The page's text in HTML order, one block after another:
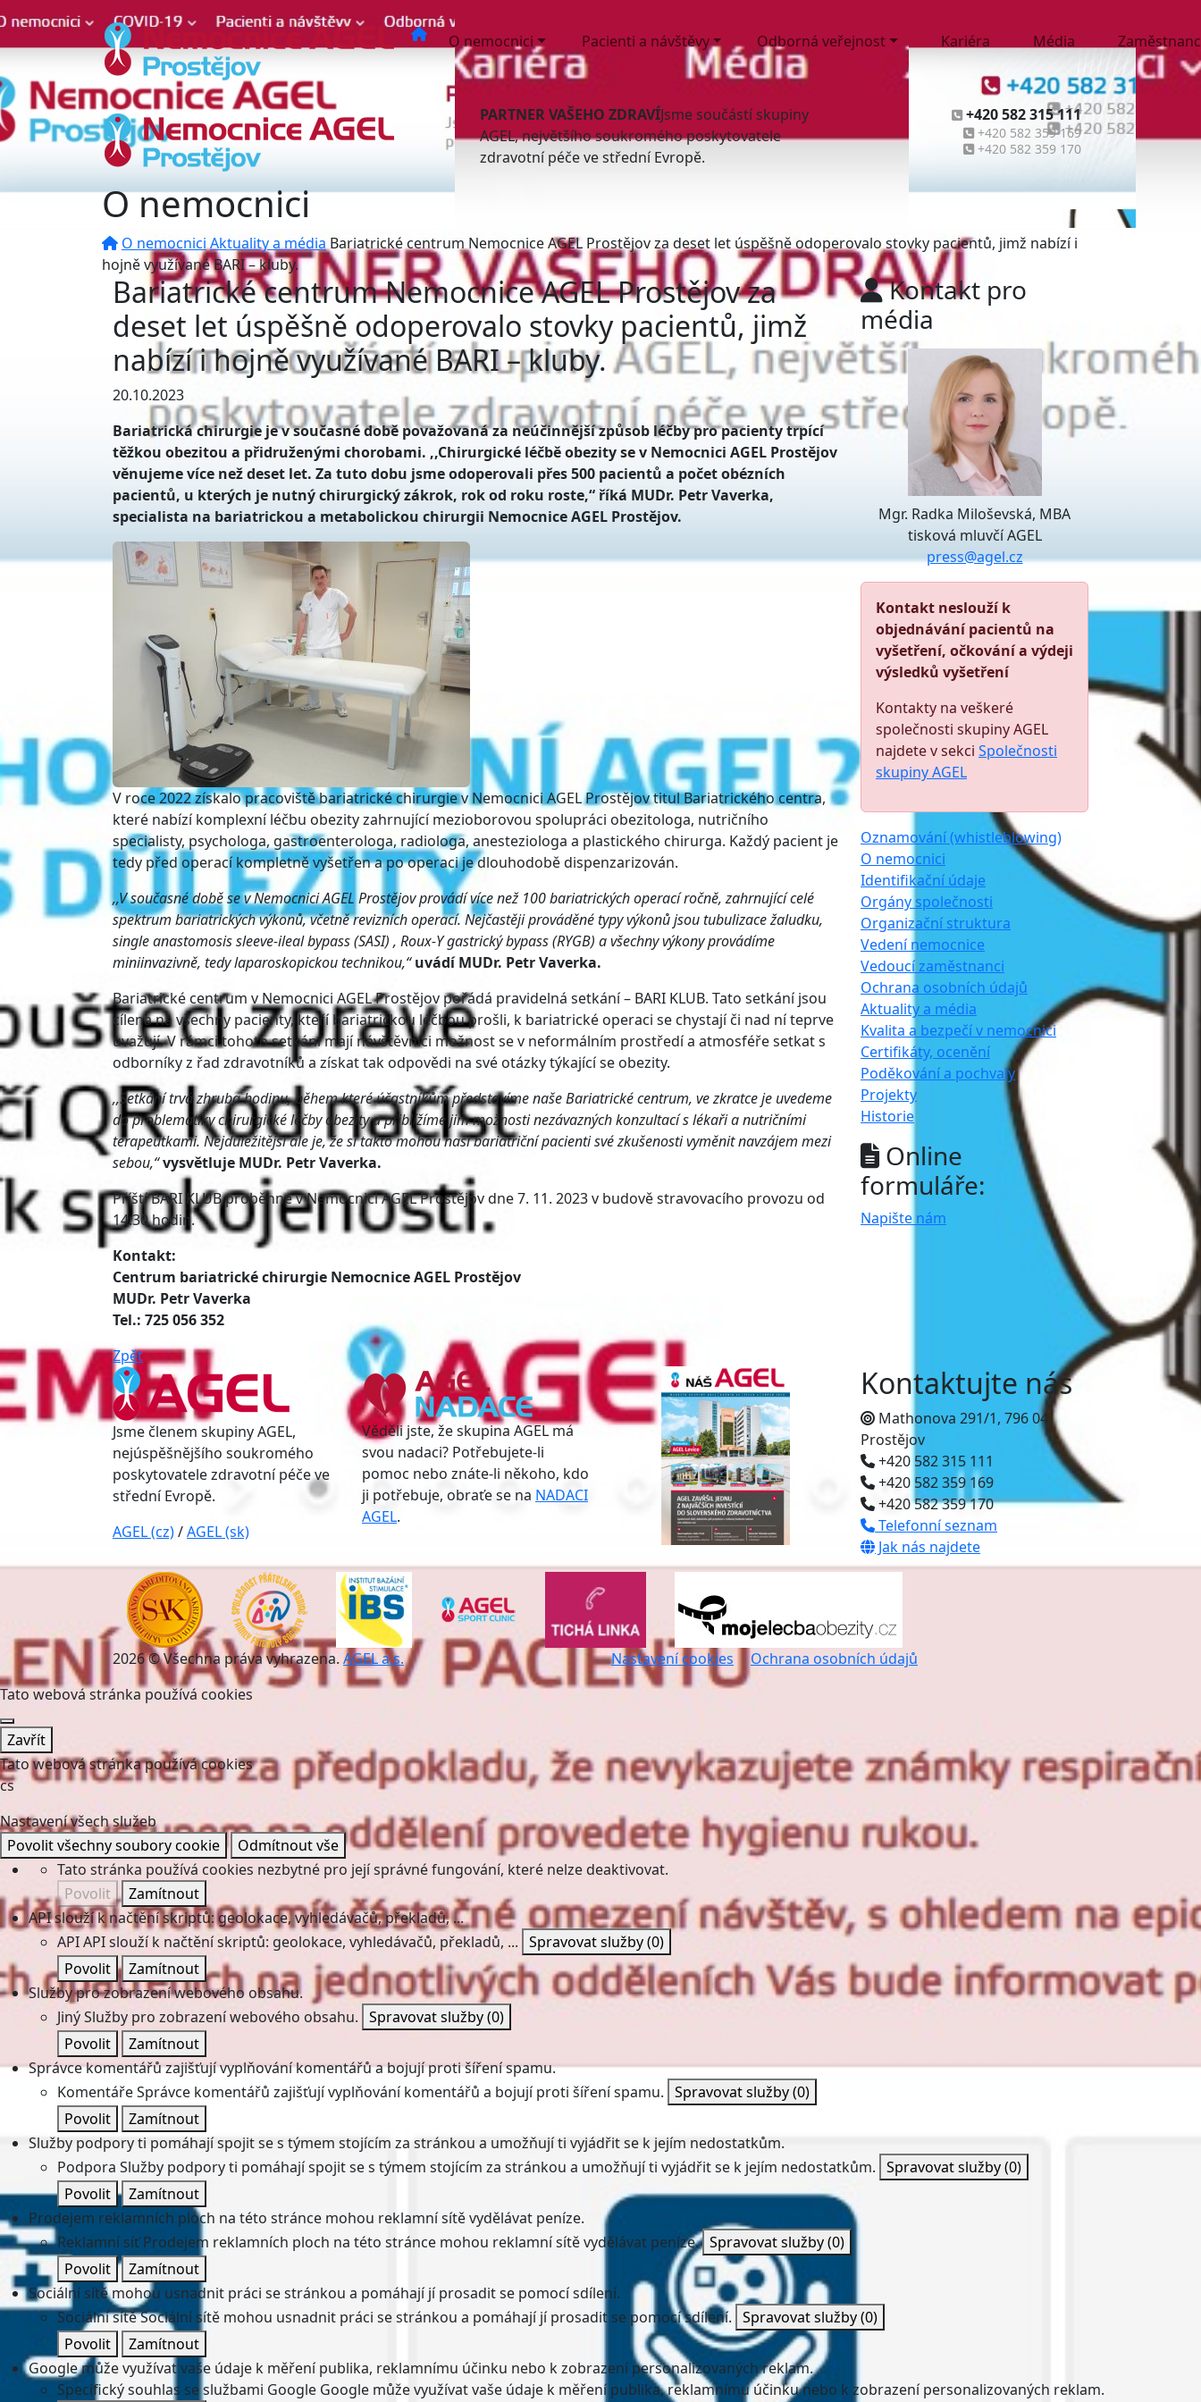
O nemocnici Pacienti a návštěvy Odborná veřejnost Kariéra Média
PARTNER VAŠEHO ZDRAVÍJsme součástí skupiny
AGEL, největšího soukromého poskytovatele
zdravotní péče ve střední Evropě.
+420 582 315 111
+420 582 359 169
+420 582 359 170
O nemocnici
O nemocniciAktuality a média Bariatrické centrum Nemocnice AGEL Prostějov za deset let úspěšně odoperovalo stovky pacientů, jimž nabízí i
hojně využívané BARI – kluby.
Bariatrické centrum Nemocnice AGEL Prostějov za
deset let úspěšně odoperovalo stovky pacientů, jimž
nabízí i hojně využívané BARI – kluby.
20.10.2023
Bariatrická chirurgie je v současné době považovaná za neúčinnější způsob léčby pro pacienty trpící
těžkou obezitou a přidruženými chorobami. ,,Chirurgické léčbě obezity se v Nemocnici AGEL Prostějov
věnujeme více než deset let. Za tuto dobu jsme odoperovali přes 500 pacientů a počet obézních
pacientů, u kterých je nutný chirurgický zákrok, rok od roku roste,“ říká MUDr. Petr Vaverka,
specialista na bariatrickou a metabolickou chirurgii Nemocnice AGEL Prostějov.
V roce 2022 získalo pracoviště bariatrické chirurgie v Nemocnici AGEL Prostějov titul Bariatrického centra,
které nabízí komplexní léčbu obezity zahrnující mezioborovou spolupráci obezitologa, nutričního
specialisty, psychologa, gastroenterologa, radiologa, anesteziologa a plastického chirurga. Každý pacient je
tedy před operací kompletně vyšetřen a po operaci je dlouhodobě dispenzarizován.
,,V současné době se v Nemocnici AGEL Prostějov provádí více než 100 bariatrických operací ročně, zahrnující celé
spektrum bariatrických výkonů, včetně revizních operací. Nejčastěji prováděné typy výkonů jsou tubulizace žaludku,
single anastomosis sleeve-ileal bypass (SASI) , Roux-Y gastrický bypass (RYGB) a všechny výkony provádíme
miniinvazivně, tedy laparoskopickou technikou,“ uvádí MUDr. Petr Vaverka.
Bariatrické centrum v Nemocnici AGEL Prostějov pořádá pravidelná setkání – BARI KLUB. Tato setkání jsou
cílena na všechny pacienty, kteří bariatrickou léčbou prošli, k bariatrické operaci se chystají či nad ní teprve
uvažují. V rámci tohoto setkání mají návštěvníci možnost se v neformálním prostředí a atmosféře setkat s
odborníky z řad zdravotníků a získat tak odpovědi na své otázky týkající se obezity.
,,Setkání trvá zhruba hodinu, během které účastníkům představíme naše Bariatrické centrum, ve zkratce je uvedeme
do problematiky chirurgické léčby obezity a přiblížíme jim možnosti nezávazných konzultací s lékaři a nutričními
terapeutkami. Nejdůležitější ale je, že si takto mohou naši bariatriční pacienti své zkušenosti vyměnit navzájem mezi
sebou,“vysvětluje MUDr. Petr Vaverka.
Příští BARI KLUB proběhne v Nemocnici AGEL Prostějov dne 7. 11. 2023 v budově stravovacího provozu od
14:30 hodin.
Kontakt:
Centrum bariatrické chirurgie Nemocnice AGEL Prostějov
MUDr. Petr Vaverka
Tel.: 725 056 352
Zpět
Kontakt pro
média
Mgr. Radka Miloševská, MBA
tisková mluvčí AGEL
press@agel.cz
Kontakt neslouží k
objednávání pacientů na
vyšetření, očkování a výdeji
výsledků vyšetření
Kontakty na veškeré
společnosti skupiny AGEL
najdete v sekci Společnosti
skupiny AGEL
Oznamování (whistleblowing)
O nemocnici
Identifikační údaje
Orgány společnosti
Organizační struktura
Vedení nemocnice
Vedoucí zaměstnanci
Ochrana osobních údajů
Aktuality a média
Kvalita a bezpečí v nemocnici
Certifikáty, ocenění
Poděkování a pochvaly
Projekty
Historie
Online
formuláře:
Napište nám
Jsme členem skupiny AGEL,
nejúspěšnějšího soukromého
poskytovatele zdravotní péče ve
střední Evropě.
AGEL (cz)/AGEL (sk)
Věděli jste, že skupina AGEL má
svou nadaci? Potřebujete-li
pomoc nebo znáte-li někoho, kdo
ji potřebuje, obraťe se na NADACI
AGEL.
Kontaktujte nás
Mathonova 291/1, 796 04
Prostějov
+420 582 315 111
+420 582 359 169
+420 582 359 170
Telefonní seznam
Jak nás najdete
2026 © Všechna práva vyhrazena. AGEL a.s. Nastavení cookies
Ochrana osobních údajů
Tato webová stránka používá cookies
Zavřít
Tato webová stránka používá cookies
cs
Nastavení všech služeb
Povolit všechny soubory cookie
Odmítnout vše
Tato stránka používá cookies nezbytné pro její správné fungování, které nelze deaktivovat.
Povolit
Zamítnout
API slouží k načtění skriptů: geolokace, vyhledávačů, překladů, ...
APIAPI slouží k načtění skriptů: geolokace, vyhledávačů, překladů, ... Spravovat služby(0)
Povolit
Zamítnout
Služby pro zobrazení webového obsahu.
JinýSlužby pro zobrazení webového obsahu. Spravovat služby(0)
Povolit
Zamítnout
Správce komentářů zajišťují vyplňování komentářů a bojují proti šíření spamu.
KomentářeSprávce komentářů zajišťují vyplňování komentářů a bojují proti šíření spamu. Spravovat služby(0)
Povolit
Zamítnout
Služby podpory ti pomáhají spojit se s týmem stojícím za stránkou a umožňují ti vyjádřit se k jejím nedostatkům.
Podpora Služby podpory ti pomáhají spojit se s týmem stojícím za stránkou a umožňují ti vyjádřit se k jejím nedostatkům. Spravovat služby(0)
Povolit
Zamítnout
Prodejem reklamních ploch na této stránce mohou reklamní sítě vydělávat peníze.
Reklamní síť Prodejem reklamních ploch na této stránce mohou reklamní sítě vydělávat peníze. Spravovat služby(0)
Povolit
Zamítnout
Sociální sítě mohou usnadnit práci se stránkou a pomáhají jí prosadit se pomocí sdílení.
Sociální sítěSociální sítě mohou usnadnit práci se stránkou a pomáhají jí prosadit se pomocí sdílení. Spravovat služby(0)
Povolit
Zamítnout
Google může využívat vaše údaje k měření publika, reklamnímu účinku nebo k zobrazení personalizovaných reklam.
Specifický souhlas se službami Google Google může využívat vaše údaje k měření publika, reklamnímu účinku nebo k zobrazení personalizovaných reklam.